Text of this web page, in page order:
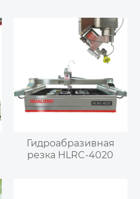
Гидроабразивная
резка HLRC-4020